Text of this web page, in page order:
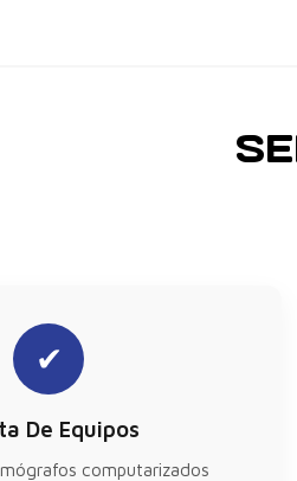
✔
De Equipos
computarizados